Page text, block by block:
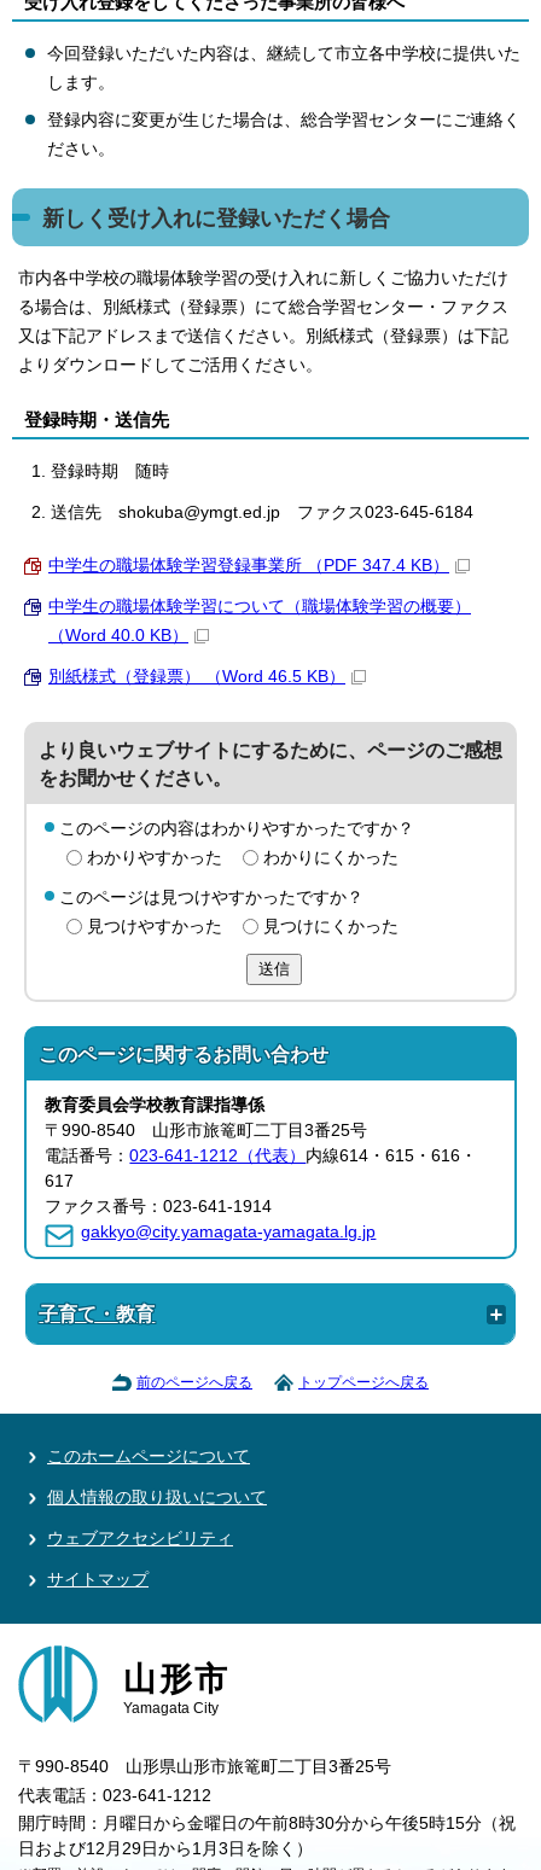
今回登録いただいた内容は、継続して市立各中学校に提供いた
します。
登録内容に変更が生じた場合は、総合学習センターにご連絡く
ださい。
新しく受け入れに登録いただく場合
市内各中学校の職場体験学習の受け入れに新しくご協力いただけ
る場合は、別紙様式（登録票）にて総合学習センター・ファクス
又は下記アドレスまで送信ください。別紙様式（登録票）は下記
よりダウンロードしてご活用ください。
登録時期・送信先
登録時期 随時
送信先 shokuba@ymgt.ed.jp ファクス023-645-6184
中学生の職場体験学習登録事業所 （PDF 347.4 KB）
中学生の職場体験学習について（職場体験学習の概要）
（Word 40.0 KB）
別紙様式（登録票） （Word 46.5 KB）
より良いウェブサイトにするために、ページのご感想
をお聞かせください。
このページの内容はわかりやすかったですか？
わかりやすかった
わかりにくかった
このページは見つけやすかったですか？
見つけやすかった
見つけにくかった
送信
このページに関するお問い合わせ
教育委員会学校教育課指導係
〒990-8540 山形市旅篭町二丁目3番25号
電話番号：023-641-1212（代表） 内線614・615・616・
617
ファクス番号：023-641-1914
gakkyo@city.yamagata-yamagata.lg.jp
子育て・教育
前のページへ戻る トップページへ戻る
このホームページについて
個人情報の取り扱いについて
ウェブアクセシビリティ
サイトマップ
山形市
Yamagata City
〒990-8540 山形県山形市旅篭町二丁目3番25号
代表電話：023-641-1212
開庁時間：月曜日から金曜日の午前8時30分から午後5時15分（祝
日および12月29日から1月3日を除く）